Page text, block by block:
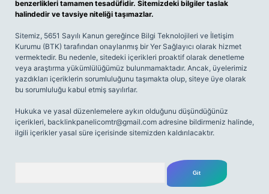
benzerlikleri tamamen tesadüfidir. Sitemizdeki bilgiler taslak
halindedir ve tavsiye niteliği taşımazlar.
Sitemiz, 5651 Sayılı Kanun gereğince Bilgi Teknolojileri ve İletişim
Kurumu (BTK) tarafından onaylanmış bir Yer Sağlayıcı olarak hizmet
vermektedir. Bu nedenle, sitedeki içerikleri proaktif olarak denetleme
veya araştırma yükümlülüğümüz bulunmamaktadır. Ancak, üyelerimiz
yazdıkları içeriklerin sorumluluğunu taşımakta olup, siteye üye olarak
bu sorumluluğu kabul etmiş sayılırlar.
Hukuka ve yasal düzenlemelere aykırı olduğunu düşündüğünüz
içerikleri, backlinkpanelicomtr@gmail.com adresine bildirmeniz halinde,
ilgili içerikler yasal süre içerisinde sitemizden kaldırılacaktır.